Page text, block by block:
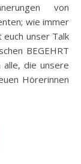
von
wie immer
euch unser Talk
BEGEHRT
alle, die unsere
Hörerinnen